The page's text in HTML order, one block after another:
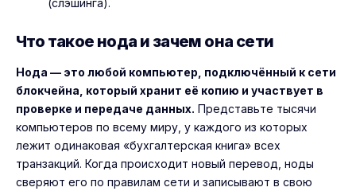
Что такое нода и зачем она сети
Нода — это любой компьютер, подключённый к сети
блокчейна, который хранит её копию и участвует в
проверке и передаче данных. Представьте тысячи
компьютеров по всему миру, у каждого из которых
лежит одинаковая «бухгалтерская книга» всех
транзакций. Когда происходит новый перевод, ноды
сверяют его по правилам сети и записывают в свою